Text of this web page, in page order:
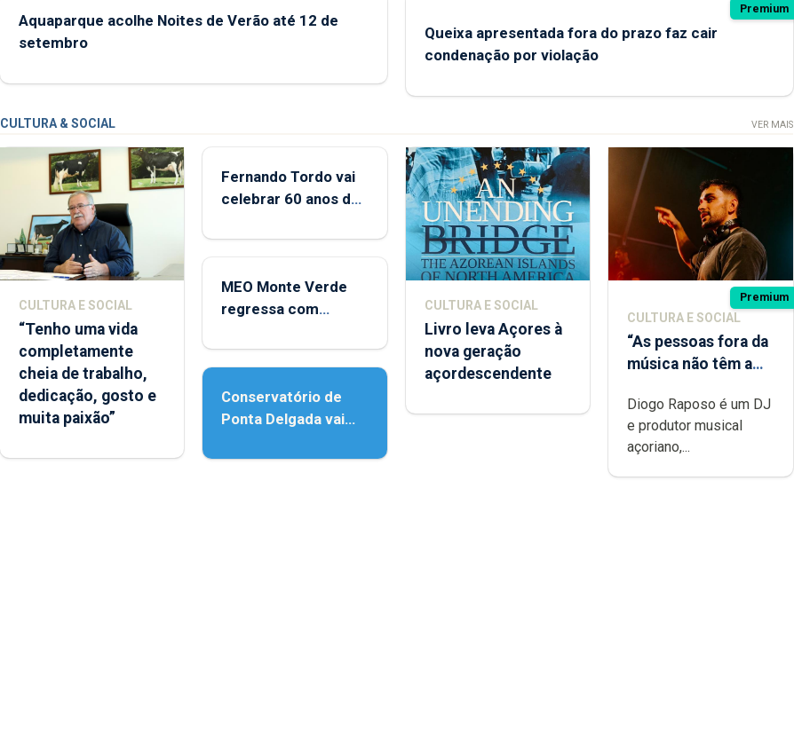
Aquaparque acolhe Noites de Verão até 12 de
setembro
Premium
Queixa apresentada fora do prazo faz cair
condenação por violação
CULTURA & SOCIAL VER MAIS
CULTURA E SOCIAL
“Tenho uma vida
completamente
cheia de trabalho,
dedicação, gosto e
muita paixão”
Fernando Tordo vai
celebrar 60 anos de
Micaelense
MEO Monte Verde
regressa com
acessibilidade
Conservatório de
Ponta Delgada vai
instrumentos
CULTURA E SOCIAL
Livro leva Açores à
nova geração
açordescendente
Premium
CULTURA E SOCIAL
“As pessoas fora da
música não têm a
difícil é produzir
uma música”
Diogo Raposo é um DJ
e produtor musical
açoriano,...